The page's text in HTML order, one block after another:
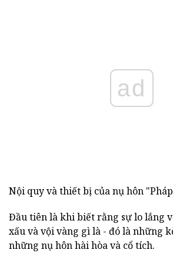
ad
Nội quy và thiết bị của nụ hôn
Đầu tiên là khi biết rằng sự lo lắng
xấu và vội vàng gì là - đó là những
những nụ hôn hài hòa và cổ tích.